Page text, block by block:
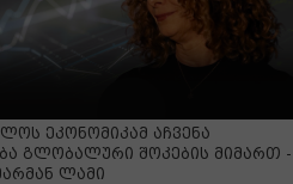
ეკონომიკამ აჩვენა
გლობალური შოკების მიმართ -
ლამი